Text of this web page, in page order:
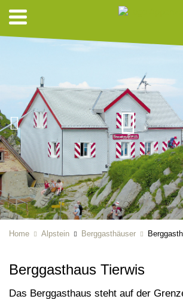
Home Alpstein Berggasthäuser
Berggasthaus Tierwis
Das Berggasthaus steht auf der